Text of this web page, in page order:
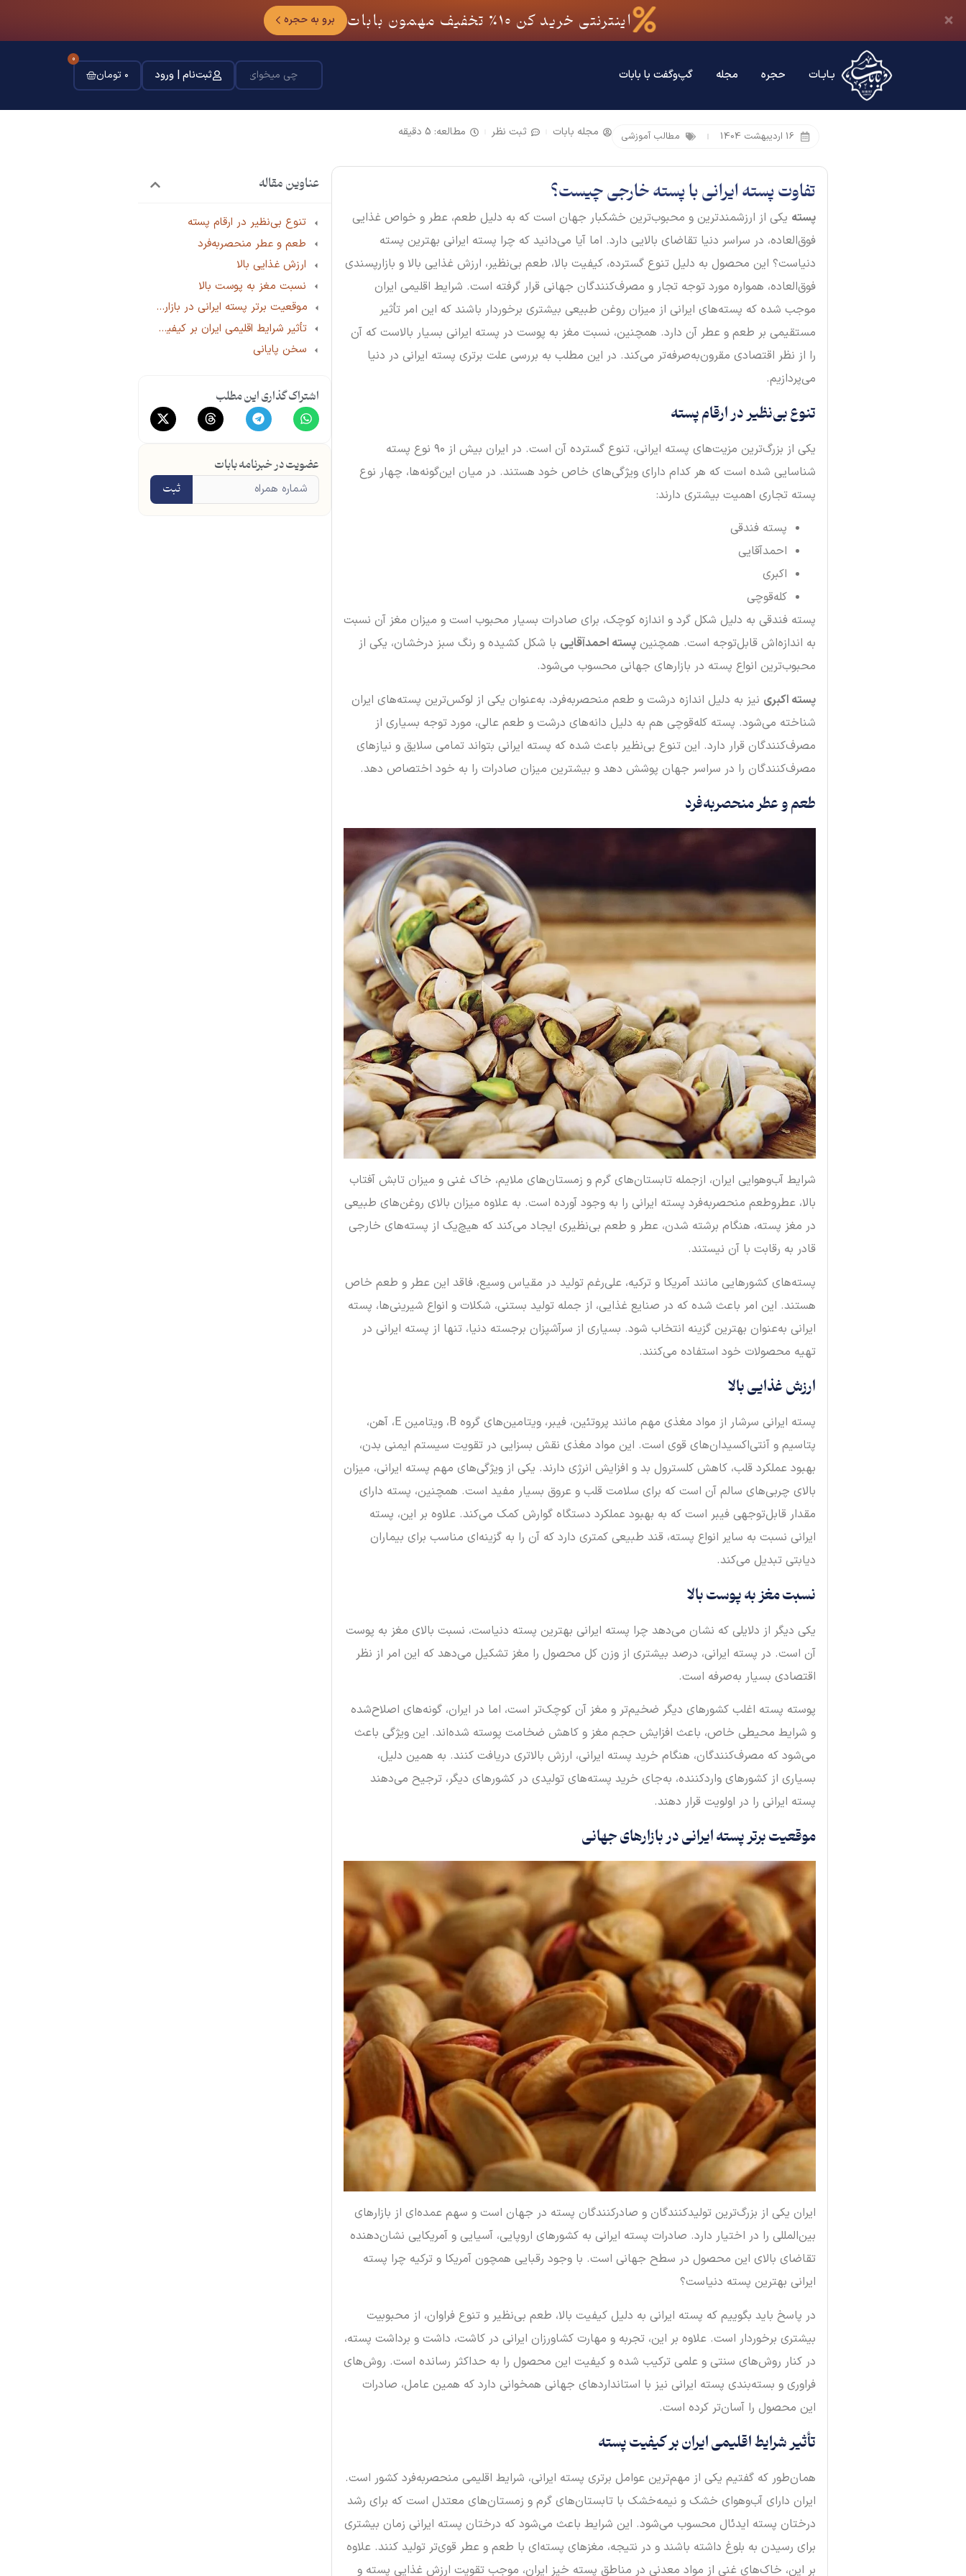
اینترنتی خرید کن 10٪ تخفیف مهمون بابات برو به حجره
بـابـات حجره مجله گپ‌وگفت با بابات ثبت‌نام | ورود ۰ تومان
0
16 اردیبهشت 1404 مطالب آموزشی مجله بابات ثبت نظر مطالعه: 5 دقیقه
تفاوت پسته ایرانی با پسته خارجی چیست؟
پسته یکی از ارزشمندترین و محبوب‌ترین خشکبار جهان است که به دلیل طعم، عطر و خواص غذایی
فوق‌العاده، در سراسر دنیا تقاضای بالایی دارد. اما آیا می‌دانید که چرا پسته ایرانی بهترین پسته
دنیاست؟ این محصول به دلیل تنوع گسترده، کیفیت بالا، طعم بی‌نظیر، ارزش غذایی بالا و بازارپسندی
فوق‌العاده، همواره مورد توجه تجار و مصرف‌کنندگان جهانی قرار گرفته است. شرایط اقلیمی ایران
موجب شده که پسته‌های ایرانی از میزان روغن طبیعی بیشتری برخوردار باشند که این امر تأثیر
مستقیمی بر طعم و عطر آن دارد. همچنین، نسبت مغز به پوست در پسته ایرانی بسیار بالاست که آن
را از نظر اقتصادی مقرون‌به‌صرفه‌تر می‌کند. در این مطلب به بررسی علت برتری پسته ایرانی در دنیا
می‌پردازیم.
تنوع بی‌نظیر در ارقام پسته
یکی از بزرگ‌ترین مزیت‌های پسته ایرانی، تنوع گسترده آن است. در ایران بیش از ۹۰ نوع پسته
شناسایی شده است که هر کدام دارای ویژگی‌های خاص خود هستند. در میان این‌گونه‌ها، چهار نوع
پسته تجاری اهمیت بیشتری دارند:
پسته فندقی
احمدآقایی
اکبری
کله‌قوچی
پسته فندقی به دلیل شکل گرد و اندازه کوچک، برای صادرات بسیار محبوب است و میزان مغز آن نسبت
به اندازه‌اش قابل‌توجه است. همچنین پسته احمدآقایی با شکل کشیده و رنگ سبز درخشان، یکی از
محبوب‌ترین انواع پسته در بازارهای جهانی محسوب می‌شود.
پسته اکبری نیز به دلیل اندازه درشت و طعم منحصربه‌فرد، به‌عنوان یکی از لوکس‌ترین پسته‌های ایران
شناخته می‌شود. پسته کله‌قوچی هم به دلیل دانه‌های درشت و طعم عالی، مورد توجه بسیاری از
مصرف‌کنندگان قرار دارد. این تنوع بی‌نظیر باعث شده که پسته ایرانی بتواند تمامی سلایق و نیازهای
مصرف‌کنندگان را در سراسر جهان پوشش دهد و بیشترین میزان صادرات را به خود اختصاص دهد‌.
طعم و عطر منحصربه‌فرد
شرایط آب‌وهوایی ایران، ازجمله تابستان‌های گرم و زمستان‌های ملایم، خاک غنی و میزان تابش آفتاب
بالا، عطروطعم منحصربه‌فرد پسته ایرانی را به وجود آورده است. به علاوه میزان بالای روغن‌های طبیعی
در مغز پسته، هنگام برشته شدن، عطر و طعم بی‌نظیری ایجاد می‌کند که هیچ‌یک از پسته‌های خارجی
قادر به رقابت با آن نیستند.
پسته‌های کشورهایی مانند آمریکا و ترکیه‌، علی‌رغم تولید در مقیاس وسیع، فاقد این عطر و طعم خاص
هستند. این امر باعث شده که در صنایع غذایی، از جمله تولید بستنی، شکلات و انواع شیرینی‌ها، پسته
ایرانی به‌عنوان بهترین گزینه انتخاب شود. بسیاری از سرآشپزان برجسته دنیا، تنها از پسته ایرانی در
تهیه محصولات خود استفاده می‌کنند.
ارزش غذایی بالا
پسته ایرانی سرشار از مواد مغذی مهم مانند پروتئین، فیبر، ویتامین‌های گروه B، ویتامین E، آهن،
پتاسیم و آنتی‌اکسیدان‌های قوی است. این مواد مغذی نقش بسزایی در تقویت سیستم ایمنی بدن،
بهبود عملکرد قلب، کاهش کلسترول بد و افزایش انرژی دارند. یکی از ویژگی‌های مهم پسته ایرانی، میزان
بالای چربی‌های سالم آن است که برای سلامت قلب و عروق بسیار مفید است. همچنین، پسته دارای
مقدار قابل‌توجهی فیبر است که به بهبود عملکرد دستگاه گوارش کمک می‌کند. علاوه بر این، پسته
ایرانی نسبت به سایر انواع پسته، قند طبیعی کمتری دارد که آن را به گزینه‌ای مناسب برای بیماران
دیابتی تبدیل می‌کند.
نسبت مغز به پوست بالا
یکی دیگر از دلایلی که نشان می‌دهد چرا پسته ایرانی بهترین پسته دنیاست، نسبت بالای مغز به پوست
آن است. در پسته ایرانی، درصد بیشتری از وزن کل محصول را مغز تشکیل می‌دهد که این امر از نظر
اقتصادی بسیار به‌صرفه است.
پوسته پسته اغلب کشورهای دیگر ضخیم‌تر و مغز آن کوچک‌تر است، اما در ایران، گونه‌های اصلاح‌شده
و شرایط محیطی خاص، باعث افزایش حجم مغز و کاهش ضخامت پوسته شده‌اند. این ویژگی باعث
می‌شود که مصرف‌کنندگان، هنگام خرید پسته ایرانی، ارزش بالاتری دریافت کنند. به همین دلیل،
بسیاری از کشورهای واردکننده، به‌جای خرید پسته‌های تولیدی در کشورهای دیگر، ترجیح می‌دهند
پسته ایرانی را در اولویت قرار دهند.
موقعیت برتر پسته ایرانی در بازارهای جهانی
ایران یکی از بزرگ‌ترین تولیدکنندگان و صادرکنندگان پسته در جهان است و سهم عمده‌ای از بازارهای
بین‌المللی را در اختیار دارد. صادرات پسته ایرانی به کشورهای اروپایی، آسیایی و آمریکایی نشان‌دهنده
تقاضای بالای این محصول در سطح جهانی است. با وجود رقبایی همچون آمریکا و ترکیه چرا پسته
ایرانی بهترین پسته دنیاست؟
در پاسخ باید بگوییم که پسته ایرانی به دلیل کیفیت بالا، طعم بی‌نظیر و تنوع فراوان، از محبوبیت
بیشتری برخوردار است. علاوه بر این، تجربه و مهارت کشاورزان ایرانی در کاشت، داشت و برداشت پسته،
در کنار روش‌های سنتی و علمی ترکیب شده و کیفیت این محصول را به حداکثر رسانده است. روش‌های
فراوری و بسته‌بندی پسته ایرانی نیز با استانداردهای جهانی همخوانی دارد که همین عامل، صادرات
این محصول را آسان‌تر کرده است.
تأثیر شرایط اقلیمی ایران بر کیفیت پسته
همان‌طور که گفتیم یکی از مهم‌ترین عوامل برتری پسته ایرانی، شرایط اقلیمی منحصر‌به‌فرد کشور است.
ایران دارای آب‌وهوای خشک و نیمه‌خشک با تابستان‌های گرم و زمستان‌های معتدل است که برای رشد
درختان پسته ایدئال محسوب می‌شود. این شرایط باعث می‌شود که درختان پسته ایرانی زمان بیشتری
برای رسیدن به بلوغ داشته باشند و در نتیجه، مغزهای پسته‌ای با طعم و عطر قوی‌تر تولید کنند. علاوه
بر این، خاک‌های غنی از مواد معدنی در مناطق پسته خیز ایران، موجب تقویت ارزش غذایی پسته و
عناوین مقاله
تنوع بی‌نظیر در ارقام پسته
طعم و عطر منحصربه‌فرد
ارزش غذایی بالا
نسبت مغز به پوست بالا
موقعیت برتر پسته ایرانی در بازارهای جهانی
تأثیر شرایط اقلیمی ایران بر کیفیت پسته
سخن پایانی
اشتراک گذاری این مطلب
عضویت در خبرنامه بابات
ثبت